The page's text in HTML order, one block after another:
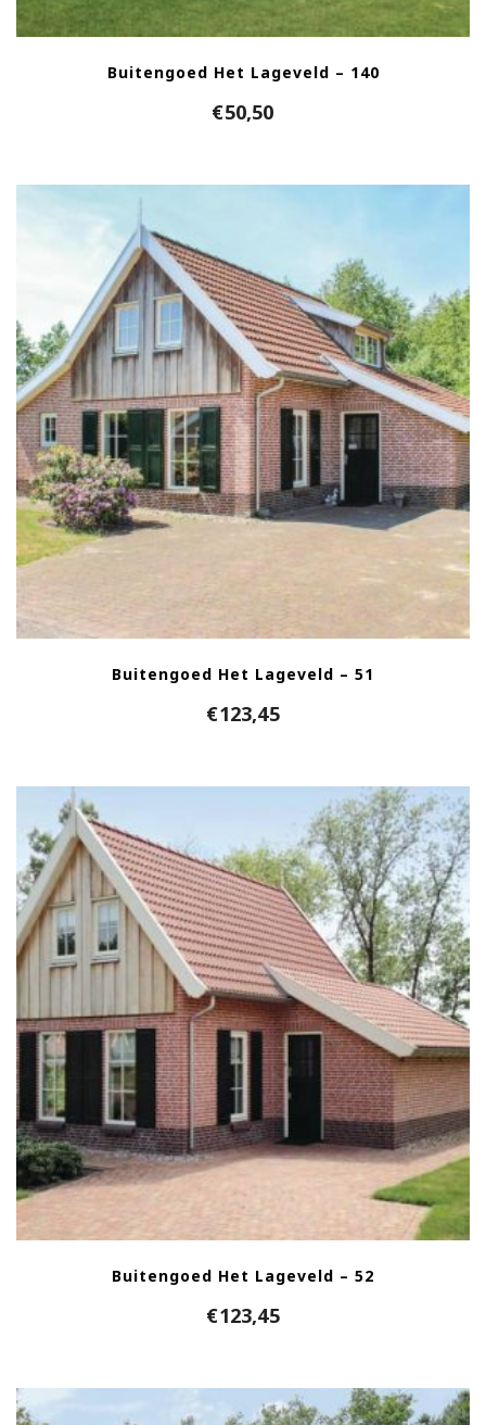
Buitengoed Het Lageveld – 140
€50,50
Buitengoed Het Lageveld – 51
€123,45
Buitengoed Het Lageveld – 52
€123,45